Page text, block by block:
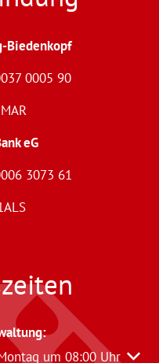
Biedenkopf
0005 90
eG
3073 61
:
Schließzeiten
um 08:00 Uhr